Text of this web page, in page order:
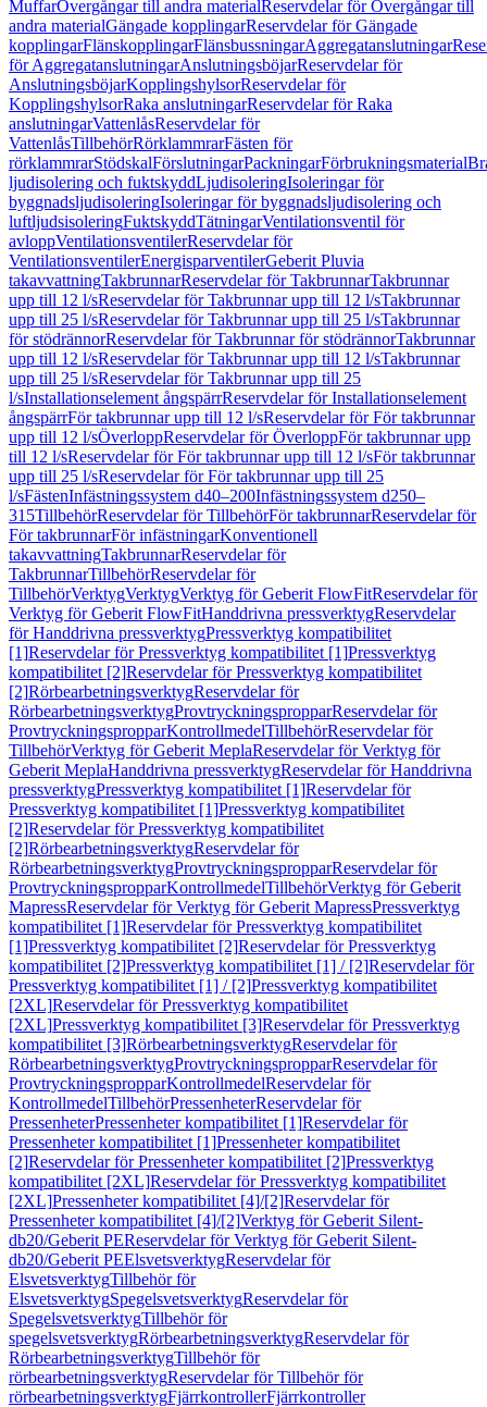
MuffarÖvergångar till andra materialReservdelar för Övergångar till
andra materialGängade kopplingarReservdelar för Gängade
kopplingarFlänskopplingarFlänsbussningarAggregatanslutningar
för AggregatanslutningarAnslutningsböjarReservdelar för
AnslutningsböjarKopplingshylsorReservdelar för
KopplingshylsorRaka anslutningarReservdelar för Raka
anslutningarVattenlåsReservdelar för
VattenlåsTillbehörRörklammrarFästen för
rörklammrarStödskalFörslutningarPackningarFörbrukningsmaterial
ljudisolering och fuktskyddLjudisoleringIsoleringar för
byggnadsljudisoleringIsoleringar för byggnadsljudisolering och
luftljudsisoleringFuktskyddTätningarVentilationsventil för
avloppVentilationsventilerReservdelar för
VentilationsventilerEnergisparventilerGeberit Pluvia
takavvattningTakbrunnarReservdelar för TakbrunnarTakbrunnar
upp till 12 l/sReservdelar för Takbrunnar upp till 12 l/sTakbrunnar
upp till 25 l/sReservdelar för Takbrunnar upp till 25 l/sTakbrunnar
för stödrännorReservdelar för Takbrunnar för stödrännorTakbrunnar
upp till 12 l/sReservdelar för Takbrunnar upp till 12 l/sTakbrunnar
upp till 25 l/sReservdelar för Takbrunnar upp till 25
l/sInstallationselement ångspärrReservdelar för Installationselement
ångspärrFör takbrunnar upp till 12 l/sReservdelar för För takbrunnar
upp till 12 l/sÖverloppReservdelar för ÖverloppFör takbrunnar upp
till 12 l/sReservdelar för För takbrunnar upp till 12 l/sFör takbrunnar
upp till 25 l/sReservdelar för För takbrunnar upp till 25
l/sFästenInfästningssystem d40–200Infästningssystem d250–
315TillbehörReservdelar för TillbehörFör takbrunnarReservdelar för
För takbrunnarFör infästningarKonventionell
takavvattningTakbrunnarReservdelar för
TakbrunnarTillbehörReservdelar för
TillbehörVerktygVerktygVerktyg för Geberit FlowFitReservdelar för
Verktyg för Geberit FlowFitHanddrivna pressverktygReservdelar
för Handdrivna pressverktygPressverktyg kompatibilitet
[1]Reservdelar för Pressverktyg kompatibilitet [1]Pressverktyg
kompatibilitet [2]Reservdelar för Pressverktyg kompatibilitet
[2]RörbearbetningsverktygReservdelar för
RörbearbetningsverktygProvtryckningspropparReservdelar för
ProvtryckningspropparKontrollmedelTillbehörReservdelar för
TillbehörVerktyg för Geberit MeplaReservdelar för Verktyg för
Geberit MeplaHanddrivna pressverktygReservdelar för Handdrivna
pressverktygPressverktyg kompatibilitet [1]Reservdelar för
Pressverktyg kompatibilitet [1]Pressverktyg kompatibilitet
[2]Reservdelar för Pressverktyg kompatibilitet
[2]RörbearbetningsverktygReservdelar för
RörbearbetningsverktygProvtryckningspropparReservdelar för
ProvtryckningspropparKontrollmedelTillbehörVerktyg för Geberit
MapressReservdelar för Verktyg för Geberit MapressPressverktyg
kompatibilitet [1]Reservdelar för Pressverktyg kompatibilitet
[1]Pressverktyg kompatibilitet [2]Reservdelar för Pressverktyg
kompatibilitet [2]Pressverktyg kompatibilitet [1] / [2]Reservdelar för
Pressverktyg kompatibilitet [1] / [2]Pressverktyg kompatibilitet
[2XL]Reservdelar för Pressverktyg kompatibilitet
[2XL]Pressverktyg kompatibilitet [3]Reservdelar för Pressverktyg
kompatibilitet [3]RörbearbetningsverktygReservdelar för
RörbearbetningsverktygProvtryckningspropparReservdelar för
ProvtryckningspropparKontrollmedelReservdelar för
KontrollmedelTillbehörPressenheterReservdelar för
PressenheterPressenheter kompatibilitet [1]Reservdelar för
Pressenheter kompatibilitet [1]Pressenheter kompatibilitet
[2]Reservdelar för Pressenheter kompatibilitet [2]Pressverktyg
kompatibilitet [2XL]Reservdelar för Pressverktyg kompatibilitet
[2XL]Pressenheter kompatibilitet [4]/[2]Reservdelar för
Pressenheter kompatibilitet [4]/[2]Verktyg för Geberit Silent-
db20/Geberit PEReservdelar för Verktyg för Geberit Silent-
db20/Geberit PEElsvetsverktygReservdelar för
ElsvetsverktygTillbehör för
ElsvetsverktygSpegelsvetsverktygReservdelar för
SpegelsvetsverktygTillbehör för
spegelsvetsverktygRörbearbetningsverktygReservdelar för
RörbearbetningsverktygTillbehör för
rörbearbetningsverktygReservdelar för Tillbehör för
rörbearbetningsverktygFjärrkontrollerFjärrkontroller